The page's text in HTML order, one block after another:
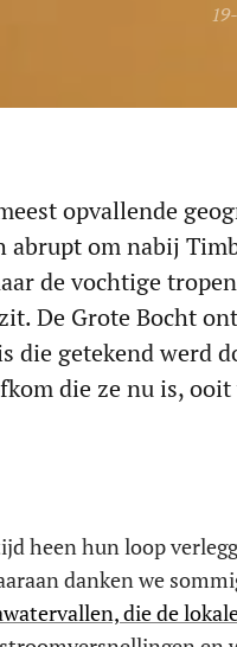
opvallende
om nabij
de vochtige
De Grote Bocht
die getekend werd
die ze nu is,
heen hun loop
danken we
die de